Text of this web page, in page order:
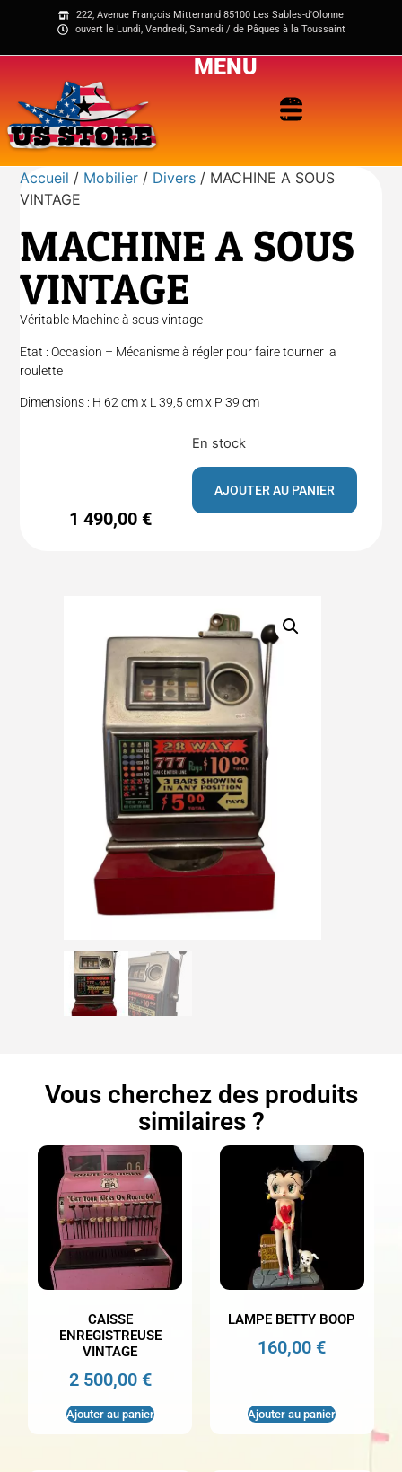
222, Avenue François Mitterrand 85100 Les Sables-d'Olonne
ouvert le Lundi, Vendredi, Samedi / de Pâques à la Toussaint
MENU
Accueil / Mobilier / Divers / MACHINE A SOUS
VINTAGE
MACHINE A SOUS
VINTAGE
Véritable Machine à sous vintage
Etat : Occasion – Mécanisme à régler pour faire tourner la
roulette
Dimensions : H 62 cm x L 39,5 cm x P 39 cm
1 490,00€
En stock
AJOUTER AU PANIER
Vous cherchez des produits
similaires ?
CAISSE
ENREGISTREUSE
VINTAGE
2 500,00 €
Ajouter au panier
LAMPE BETTY BOOP
160,00€
Ajouter au panier